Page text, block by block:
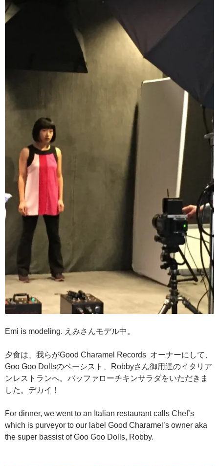
Emi is modeling. えみさんモデル中。
夕食は、我らがGood Charamel Records オーナーにして、
Goo Goo Dollsのベーシスト、Robbyさん御用達のイタリア
ンレストランへ。バッファローチキンサラダをいただきま
した。デカイ！
For dinner, we went to an Italian restaurant calls Chef’s
which is purveyor to our label Good Charamel’s owner aka
the super bassist of Goo Goo Dolls, Robby.